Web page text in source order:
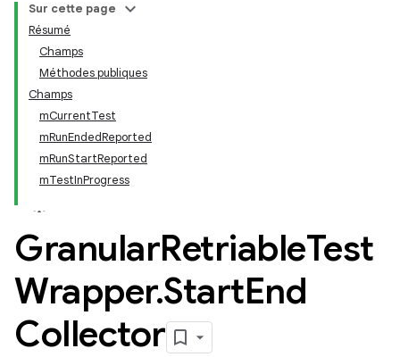
Sur cette page
Résumé
Champs
Méthodes publiques
Champs
mCurrentTest
mRunEndedReported
mRunStartReported
mTestInProgress
GranularRetriableTest
Wrapper.StartEnd
Collector